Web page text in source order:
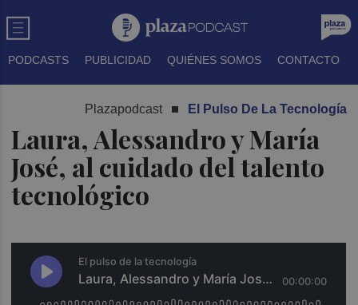
PODCASTS PUBLICIDAD QUIÉNES SOMOS CONTACTO
Plazapodcast El Pulso De La Tecnología
Laura, Alessandro y María
José, al cuidado del talento
tecnológico